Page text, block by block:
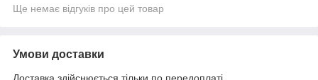
Ще немає відгуків про цей товар
Умови доставки